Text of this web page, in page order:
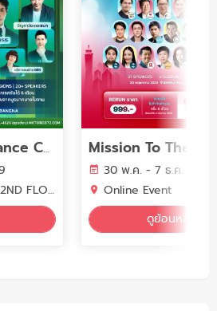
People Performance Conference (PPC2026) - YEAR OF WORK LIFE INTELLIGENCE
BANGNA
30 พ.ค. - 7 ธ.ค. 2569
Online Event
ดูย้อนหลัง